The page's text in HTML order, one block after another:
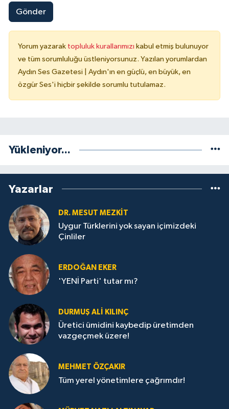
Gönder
Yorum yazarak topluluk kurallarımızı kabul etmiş bulunuyor
ve tüm sorumluluğu üstleniyorsunuz. Yazılan yorumlardan
Aydın Ses Gazetesi | Aydın'ın en güçlü, en büyük, en
özgür Ses'i hiçbir şekilde sorumlu tutulamaz.
Yükleniyor...
Yazarlar
DR. MESUT MEZKIT
Uygur Türklerini yok sayan içimizdeki
Çinliler
ERDOĞAN EKER
'YENİ Parti' tutar mı?
DURMUŞ ALI KILINÇ
Üretici ümidini kaybedip üretimden
vazgeçmek üzere!
MEHMET ÖZÇAKIR
Tüm yerel yönetimlere çağrımdır!